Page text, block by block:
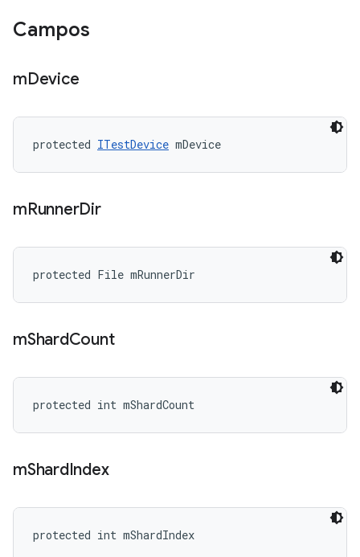
Campos
mDevice
protected ITestDevice mDevice
mRunnerDir
protected File mRunnerDir
mShardCount
protected int mShardCount
mShardIndex
protected int mShardIndex